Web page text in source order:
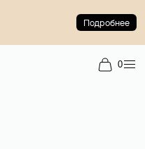
Подробнее
0